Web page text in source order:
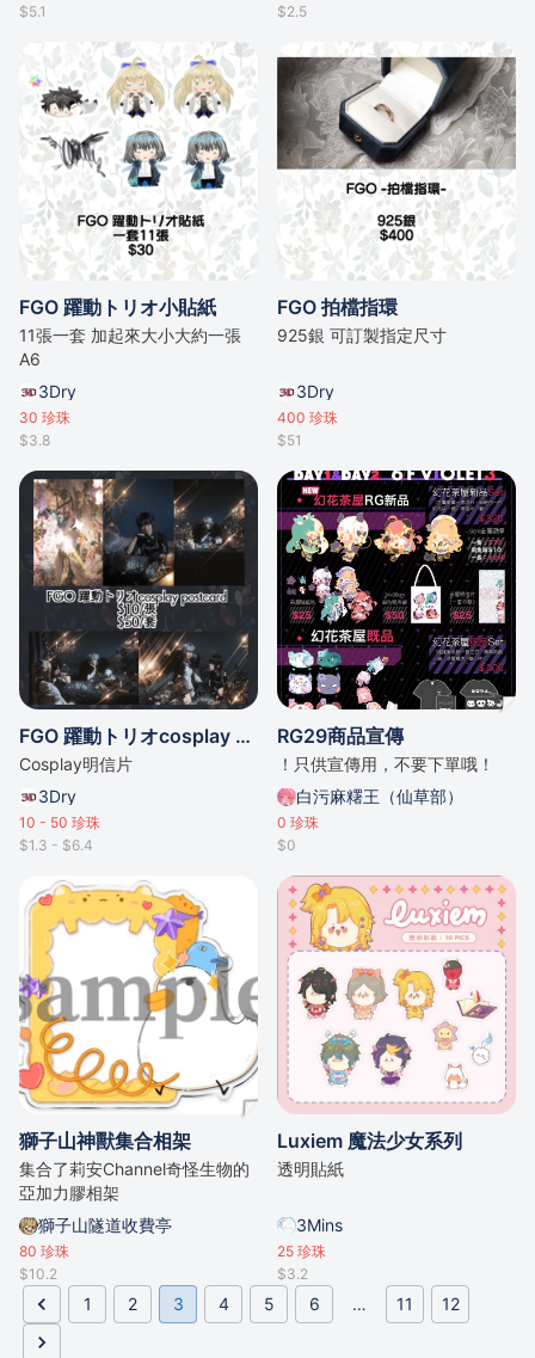
$5.1
$2.5
FGO 躍動トリオ小貼紙
11張一套 加起來大小大約一張
A6
3Dry
30 珍珠
$3.8
FGO 拍檔指環
925銀 可訂製指定尺寸
3Dry
400 珍珠
$51
FGO 躍動トリオcosplay 明信片
Cosplay明信片
3Dry
10 - 50 珍珠
$1.3 - $6.4
RG29商品宣傳
！只供宣傳用，不要下單哦！
白污麻糬王（仙草部）
0 珍珠
$0
獅子山神獸集合相架
集合了莉安Channel奇怪生物的
亞加力膠相架
獅子山隧道收費亭
80 珍珠
$10.2
Luxiem 魔法少女系列
透明貼紙
3Mins
25 珍珠
$3.2
1 2 3 4 5 6 … 11 12